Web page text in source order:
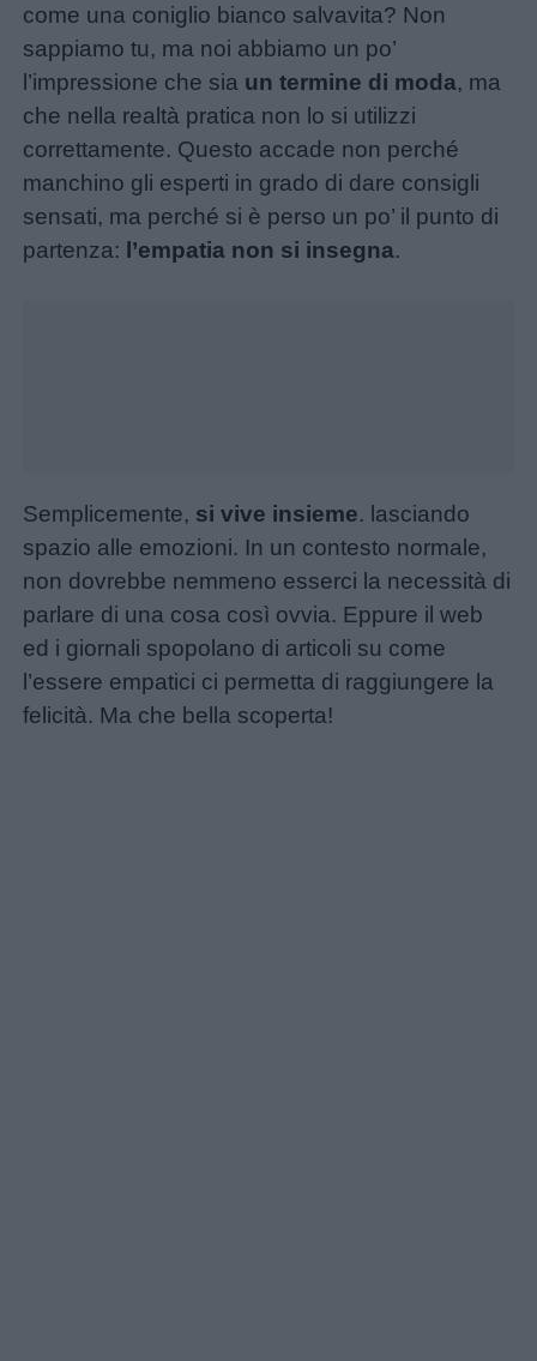
Home
come una coniglio bianco salvavita? Non
sappiamo tu, ma noi abbiamo un po’
l’impressione che sia un termine di moda, ma
che nella realtà pratica non lo si utilizzi
correttamente. Questo accade non perché
manchino gli esperti in grado di dare consigli
sensati, ma perché si è perso un po’ il punto di
partenza: l’empatia non si insegna.
Semplicemente, si vive insieme. lasciando
spazio alle emozioni. In un contesto normale,
non dovrebbe nemmeno esserci la necessità di
parlare di una cosa così ovvia. Eppure il web
ed i giornali spopolano di articoli su come
l’essere empatici ci permetta di raggiungere la
felicità. Ma che bella scoperta!